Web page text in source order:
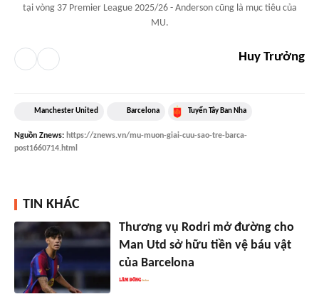
tại vòng 37 Premier League 2025/26 - Anderson cũng là mục tiêu của
MU.
Huy Trưởng
Manchester United Barcelona Tuyển Tây Ban Nha
Nguồn Znews: https://znews.vn/mu-muon-giai-cuu-sao-tre-barca-
post1660714.html
TIN KHÁC
Thương vụ Rodri mở đường cho
Man Utd sở hữu tiền vệ báu vật
của Barcelona